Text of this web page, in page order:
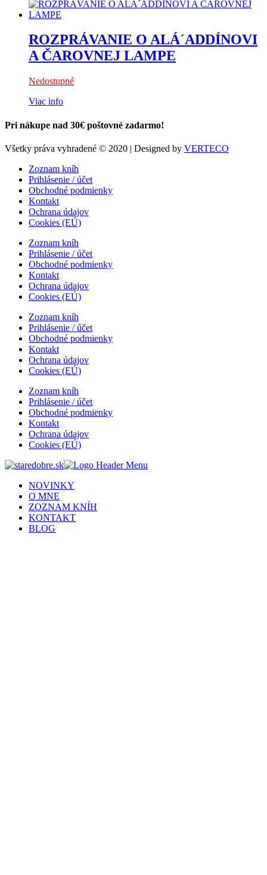
ROZPRÁVANIE O ALÁ´ADDÍNOVI
A ČAROVNEJ LAMPE
Nedostupné
Viac info
Pri nákupe nad 30€ poštovné zadarmo!
Všetky práva vyhradené © 2020 | Designed by VERTECO
Zoznam kníh
Prihlásenie / účet
Obchodné podmienky
Kontakt
Ochrana údajov
Cookies (EÚ)
Zoznam kníh
Prihlásenie / účet
Obchodné podmienky
Kontakt
Ochrana údajov
Cookies (EÚ)
Zoznam kníh
Prihlásenie / účet
Obchodné podmienky
Kontakt
Ochrana údajov
Cookies (EÚ)
Zoznam kníh
Prihlásenie / účet
Obchodné podmienky
Kontakt
Ochrana údajov
Cookies (EÚ)
NOVINKY
O MNE
ZOZNAM KNÍH
KONTAKT
BLOG